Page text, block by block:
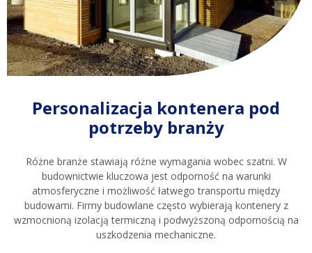
Personalizacja kontenera pod
potrzeby branży
Różne branże stawiają różne wymagania wobec szatni. W
budownictwie kluczowa jest odporność na warunki
atmosferyczne i możliwość łatwego transportu między
budowami. Firmy budowlane często wybierają kontenery z
wzmocnioną izolacją termiczną i podwyższoną odpornością na
uszkodzenia mechaniczne.